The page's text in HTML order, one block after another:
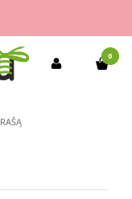
0
KEDUKAI